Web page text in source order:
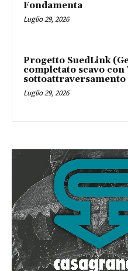
Fondamenta
Luglio 29, 2026
Progetto SuedLink
completato scavo con
sottoattraversamento
Luglio 29, 2026